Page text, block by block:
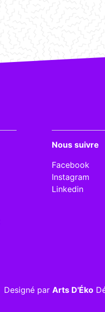
Nous suivre
Facebook
Instagram
Linkedin
Designé par Arts D'Éko